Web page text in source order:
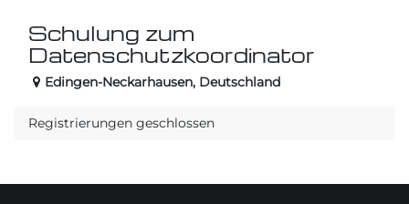
Schulung zum
Datenschutzkoordinator
Edingen-Neckarhausen, Deutschland
Registrierungen geschlossen